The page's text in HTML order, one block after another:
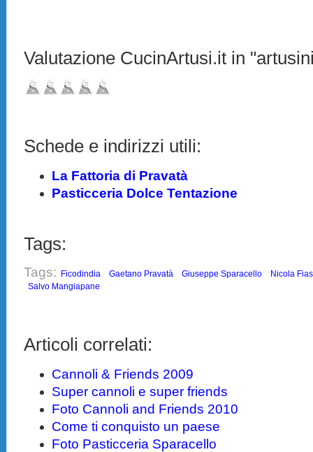
Valutazione CucinArtusi.it in
Schede e indirizzi utili:
La Fattoria di Pravatà
Pasticceria Dolce Tentazione
Tags:
Tags: Ficodindia Gaetano Pravatà Giuseppe Sparacello
Nicola
Salvo Mangiapane
Articoli correlati:
Cannoli & Friends 2009
Super cannoli e super friends
Foto Cannoli and Friends 2010
Come ti conquisto un paese
Foto Pasticceria Sparacello